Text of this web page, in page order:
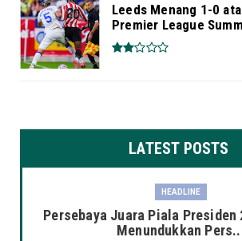
Leeds Menang 1-0
Premier League
LATEST POSTS
HEADLINE
Persebaya Juara Piala Presiden
Menundukkan